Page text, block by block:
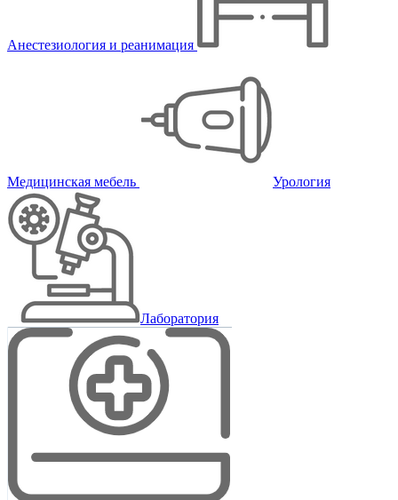
Анестезиология и реанимация
Медицинская мебель Урология
Лаборатория